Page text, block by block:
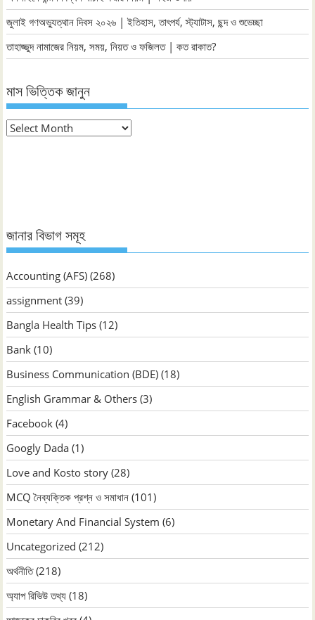
জুলাই গণঅভ্যুত্থান দিবস ২০২৬ | ইতিহাস, তাৎপর্য, স্ট্যাটাস, ছন্দ ও শুভেচ্ছা
তাহাজ্জুদ নামাজের নিয়ম, সময়, নিয়ত ও ফজিলত | কত রাকাত?
মাস ভিত্তিক জানুন
মাস
জানার বিভাগ সমূহ
Accounting (AFS) (268)
assignment (39)
Bangla Health Tips (12)
Bank (10)
Business Communication (BDE) (18)
English Grammar & Others (3)
Facebook (4)
Googly Dada (1)
Love and Kosto story (28)
MCQ নৈব্যক্তিক প্রশ্ন ও সমাধান (101)
Monetary And Financial System (6)
Uncategorized (212)
অর্থনীতি(218)
অ্যাপ রিভিউ তথ্য (18)